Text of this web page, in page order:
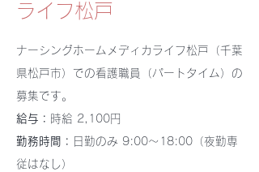
ライフ松戸
ナーシングホームメディカライフ松戸（千葉
県松戸市）での看護職員（パートタイム）の
募集です。
給与： 時給 2,100円
勤務時間：
日勤のみ 9:00〜18:00（夜勤専
従はなし）